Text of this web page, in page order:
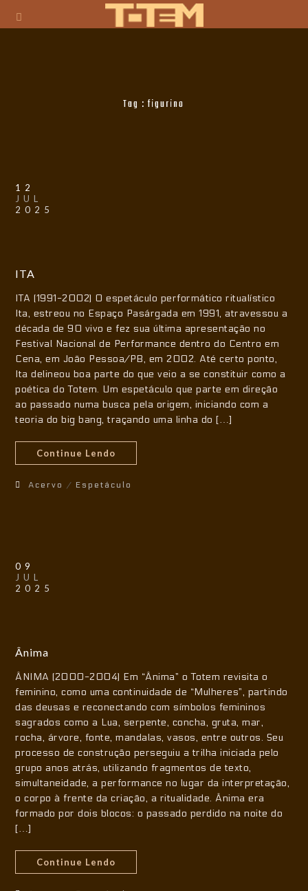
Tag :figurino
12
JUL
2025
ITA
ITA (1991-2002) O espetáculo performático ritualístico
Ita, estreou no Espaço Pasárgada em 1991, atravessou a
década de 90 vivo e fez sua última apresentação no
Festival Nacional de Performance dentro do Centro em
Cena, em João Pessoa/PB, em 2002. Até certo ponto,
Ita delineou boa parte do que veio a se constituir como a
poética do Totem. Um espetáculo que parte em direção
ao passado numa busca pela origem, iniciando com a
teoria do big bang, traçando uma linha do […]
Continue Lendo
Acervo / Espetáculo
09
JUL
2025
Ânima
ÂNIMA (2000-2004) Em “Ânima” o Totem revisita o
feminino, como uma continuidade de “Mulheres”, partindo
das deusas e reconectando com símbolos femininos
sagrados como a Lua, serpente, concha, gruta, mar,
rocha, árvore, fonte, mandalas, vasos, entre outros. Seu
processo de construção perseguiu a trilha iniciada pelo
grupo anos atrás, utilizando fragmentos de texto,
simultaneidade, a performance no lugar da interpretação,
o corpo à frente da criação, a ritualidade. Ânima era
formado por dois blocos: o passado perdido na noite do
[…]
Continue Lendo